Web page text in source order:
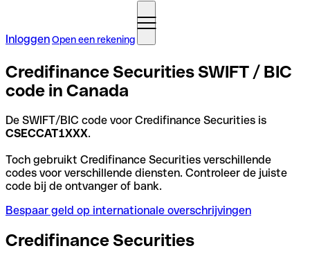
InloggenOpen een rekening
Credifinance Securities SWIFT / BIC
code in Canada
De SWIFT/BIC code voor Credifinance Securities is
CSECCAT1XXX.
Toch gebruikt Credifinance Securities verschillende
codes voor verschillende diensten. Controleer de juiste
code bij de ontvanger of bank.
Bespaar geld op internationale overschrijvingen
Credifinance Securities